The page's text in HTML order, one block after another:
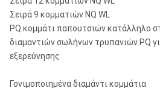
Σειρά 9 κομματιών NQ WL
PQ κομμάτι παπουτσιών κατάλληλο
διαμαντιών σωλήνων τρυπανιών PQ
εξερεύνησης
Γονιμοποιημένα διαμάντι κομμάτια